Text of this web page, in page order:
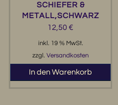
SCHIEFER &
METALL,SCHWARZ
12,50 €
inkl. 19 % MwSt.
zzgl.Versandkosten
In den Warenkorb